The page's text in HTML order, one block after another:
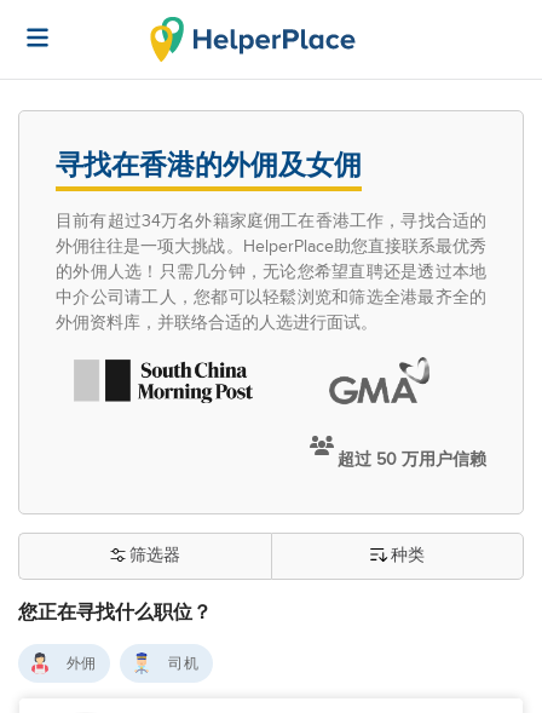
寻找在香港的外佣及女佣
目前有超过34万名外籍家庭佣工在香港工作，寻找合适的
外佣往往是一项大挑战。HelperPlace助您直接联系最优秀
的外佣人选！只需几分钟，无论您希望直聘还是透过本地
中介公司请工人，您都可以轻鬆浏览和筛选全港最齐全的
外佣资料库，并联络合适的人选进行面试。
超过 50 万用户信赖
您正在寻找什么职位？
筛选器 种类
外佣 司机